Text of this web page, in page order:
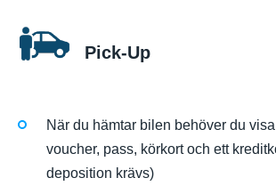
Pick-Up
När du hämtar bilen behöver du
voucher, pass, körkort och ett
deposition krävs)